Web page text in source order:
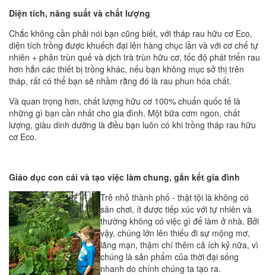
Diện tích, năng suất và chất lượng
Chắc không cần phải nói bạn cũng biết, với tháp rau hữu cơ Eco,
diện tích trồng được khuếch đại lên hàng chục lần và với cơ chế tự
nhiên + phân trùn quế và dịch trà trùn hữu cơ, tốc độ phát triển rau
hơn hẳn các thiết bị trồng khác, nếu bạn không mục sở thị trên
tháp, rất có thể bạn sẽ nhầm rằng đó là rau phun hóa chất.
Và quan trọng hơn, chất lượng hữu cơ 100% chuẩn quốc tế là
những gì bạn cần nhất cho gia đình. Một bữa cơm ngon, chất
lượng, giàu dinh dưỡng là điều bạn luôn có khi trồng tháp rau hữu
cơ Eco.
Giáo dục con cái và tạo việc làm chung, gắn kết gia đình
Trẻ nhỏ thành phố - thật tội là không có
sân chơi, ít được tiếp xúc với tự nhiên và
thường không có việc gì để làm ở nhà. Bởi
vậy, chúng lớn lên thiếu đi sự mộng mơ,
lãng mạn, thậm chí thêm cả ích kỷ nữa, vì
chúng là sản phẩm của thời đại sống
nhanh do chính chúng ta tạo ra.